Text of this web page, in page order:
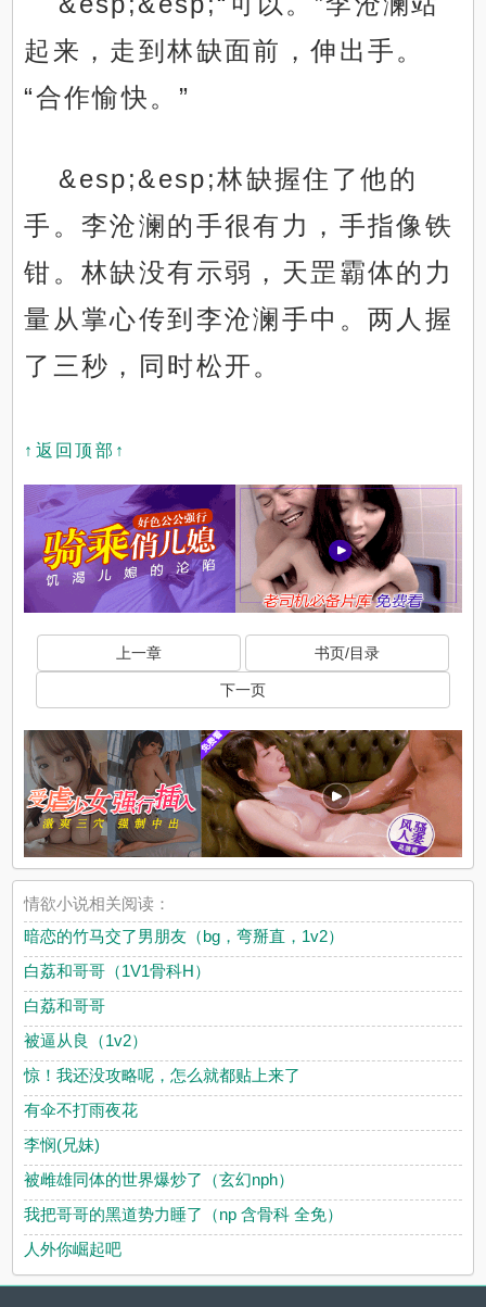
起来，走到林缺面前，伸出手。
“合作愉快。”
&esp;&esp;林缺握住了他的
手。李沧澜的手很有力，手指像铁
钳。林缺没有示弱，天罡霸体的力
量从掌心传到李沧澜手中。两人握
了三秒，同时松开。
↑返回顶部↑
上一章 书页/目录
下一页
情欲小说相关阅读：
暗恋的竹马交了男朋友（bg，弯掰直，1v2）
白荔和哥哥（1V1骨科H）
白荔和哥哥
被逼从良（1v2）
惊！我还没攻略呢，怎么就都贴上来了
有伞不打雨夜花
李悯(兄妹)
被雌雄同体的世界爆炒了（玄幻nph）
我把哥哥的黑道势力睡了（np 含骨科 全免）
人外你崛起吧